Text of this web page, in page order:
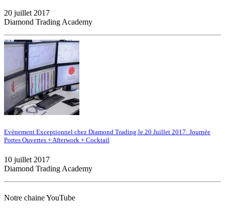
20 juillet 2017
Diamond Trading Academy
Evènement Exceptionnel chez Diamond Trading le 20 Juillet 2017: Journée
Portes Ouvertes + Afterwork + Cocktail
10 juillet 2017
Diamond Trading Academy
Notre chaine YouTube